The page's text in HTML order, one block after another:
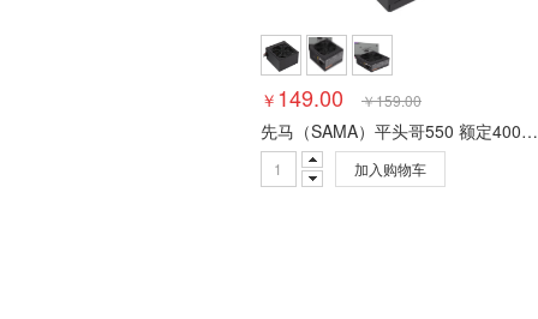
￥ 149.00 ￥159.00
先马（SAMA）平头哥550 额定400W 台式主机箱电脑电源
加入购物车